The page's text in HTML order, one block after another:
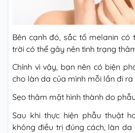
Bên cạnh đó, sắc tố melanin
trời có thể gây nên tình trạng
Chính vì vậy, bạn nên có biện
cho làn da của mình mỗi lần đi ra
Sẹo thâm mặt hình thành do
Sau khi thực hiện phẫu thuật
không điều trị đúng cách, làn